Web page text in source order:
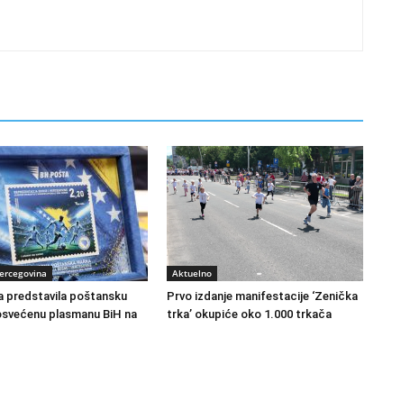
predstavila poštansku
plasmanu BiH na
Aktuelno
Prvo izdanje manifestacije ‘Zenička
trka’ okupiće oko 1.000 trkača